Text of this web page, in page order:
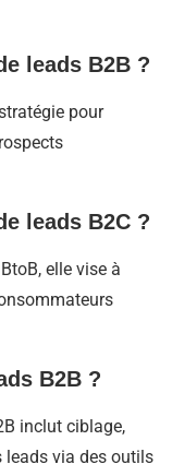
leads B2B ?
pour
leads B2C ?
elle vise à
B2B ?
inclut ciblage,
leads via des outils